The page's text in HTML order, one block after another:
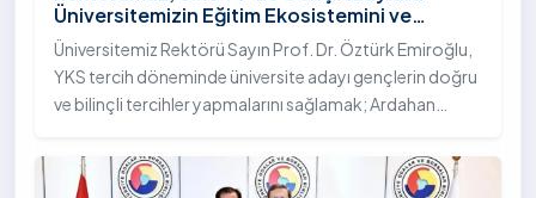
Üniversitemizin Eğitim Ekosistemini ve
Sunduğu Nitelikli İmkânları Anlattı
Üniversitemiz Rektörü Sayın Prof. Dr. Öztürk Emiroğlu,
YKS tercih döneminde üniversite adayı gençlerin doğru
ve bilinçli tercihler yapmalarını sağlamak; Ardahan
çeşitliliğini ve nitelikli imkânlarını aktarmak üzere Ülke TV
ekranlarında yayımlanan "Genç Vizyon" programına